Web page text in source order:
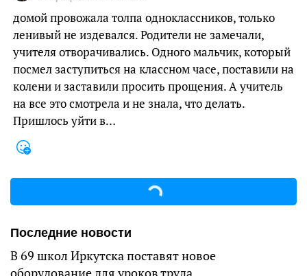
домой провожала толпа одноклассников, только
ленивый не издевался. Родители не замечали,
учителя отворачивались. Одного мальчик, который
посмел заступиться на классном часе, поставили на
колени и заставили просить прощения. А учитель
на все это смотрела и не знала, что делать.
Пришлось уйти в…
Последние новости
В 69 школ Иркутска поставят новое
оборудование для уроков труда